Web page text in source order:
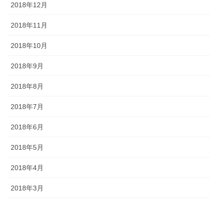
2018年12月
2018年11月
2018年10月
2018年9月
2018年8月
2018年7月
2018年6月
2018年5月
2018年4月
2018年3月